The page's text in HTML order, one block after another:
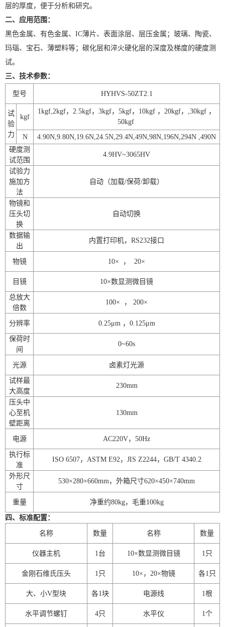
层的厚度，便于分析和研究。
二、应用范围：
黑色金属、有色金属、IC薄片、表面涂层、层压金属；玻璃、陶瓷、
玛瑙、宝石、薄塑料等；碳化层和淬火硬化层的深度及梯度的硬度测
试。
三、技术参数：
型号 HYHVS-50ZT2.1
试
验
力
kgf
1kgf,2kgf， 2.5kgf， 3kgf， 5kgf， 10kgf ， 20kgf， ,30kgf ，
50kgf
N
4.90N,9.80N,19.6N,24.5N,29.4N,49N,98N,196N,294N ,490N
硬度测
试范围
4.9HV~3065HV
试验力
施加方
法
自动（加载/保荷/卸载）
物镜和
压头切
换
自动切换
数据输
出
内置打印机， RS232接口
物镜 10× ， 20×
目镜 10×数显测微目镜
总放大
倍数
100× ， 200×
分辨率 0.25μm ， 0.125μm
保荷时
间
0~60s
光源 卤素灯光源
试样最
大高度
230mm
压头中
心至机
壁距离
130mm
电源 AC220V， 50Hz
执行标
准
ISO 6507， ASTM E92 ， JIS Z2244， GB/T 4340.2
外形尺
寸
530×280×660mm ，外箱尺寸620×450×740mm
重量 净重约80kg，毛重100kg
四、标准配置：
名称 数量 名称 数量
仪器主机 1 台 10×数显测微目镜 1 只
金刚石维氏压头 1 只 10× ， 20×物镜 各1 只
大、小V型块 各1 块 电源线 1 根
水平调节螺钉 4只 水平仪 1 个